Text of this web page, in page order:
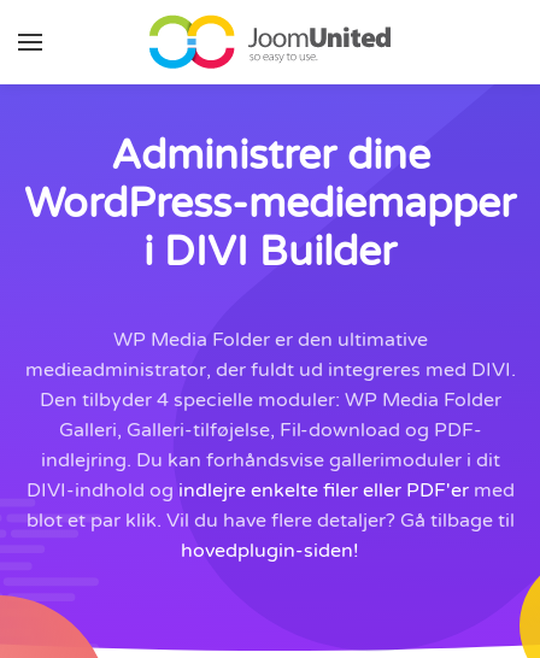
Gå til hovedindhold
Administrer dine
WordPress-mediemapper
i DIVI Builder
WP Media Folder er den ultimative
medieadministrator, der fuldt ud integreres med DIVI.
Den tilbyder 4 specielle moduler: WP Media Folder
Galleri, Galleri-tilføjelse, Fil-download og PDF-
indlejring. Du kan forhåndsvise gallerimoduler i dit
DIVI-indhold og indlejre enkelte filer eller PDF'ermed
blot et par klik. Vil du have flere detaljer? Gå tilbage til
hovedplugin-siden!